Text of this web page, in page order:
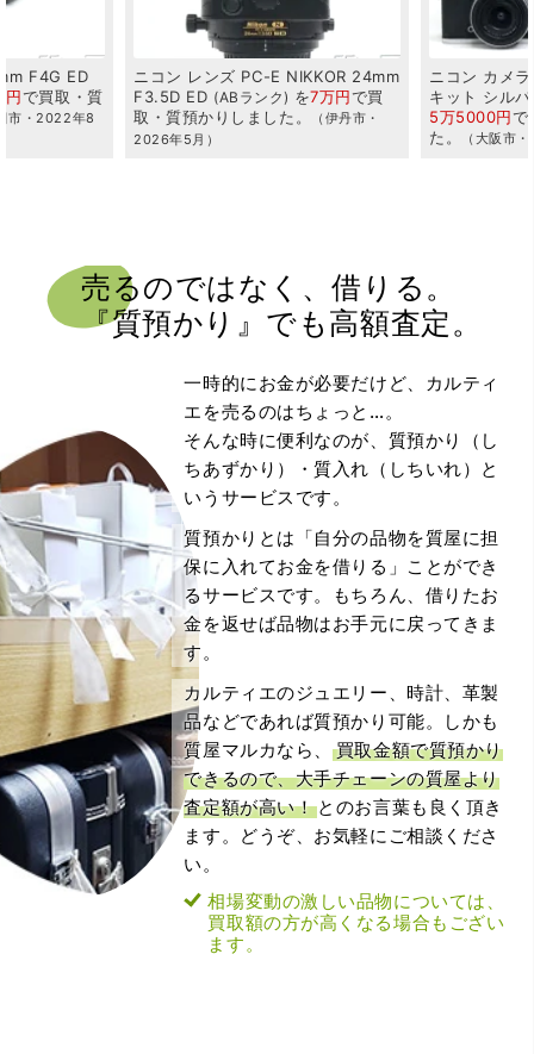
24mm
7万円で 買
（伊丹市・
ニコン カメラ Zfc16-50VR レンズ
キット シルバー Aランク を
5万5000円で買取・質預かりしまし
た。（大阪市・2026年1月）
ニコン カメ
品 を38万円
（大阪市・
売るのではなく、借りる。
『質預かり』でも高額査定。
一時的にお金が必要だけど、カルティ
エを売るのはちょっと…。
そんな時に便利なのが、質預かり（し
ちあずかり）・質入れ（しちいれ）と
いうサービスです。
質預かりとは「自分の品物を質屋に担
保に入れてお金を借りる」ことができ
るサービスです。もちろん、借りたお
金を返せば品物はお手元に戻ってきま
す。
カルティエのジュエリー、時計、革製
品などであれば質預かり可能。しかも
質屋マルカなら、
買取金額で質預かり
できるので、大手チェーンの質屋より
査定額が高い！ とのお言葉も良く頂き
ます。どうぞ、お気軽にご相談くださ
い。
相場変動の激しい品物については、
買取額の方が高くなる場合もござい
ます。